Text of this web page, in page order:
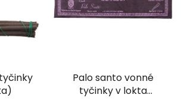
Palo santo vonné
tyčinky v lokta